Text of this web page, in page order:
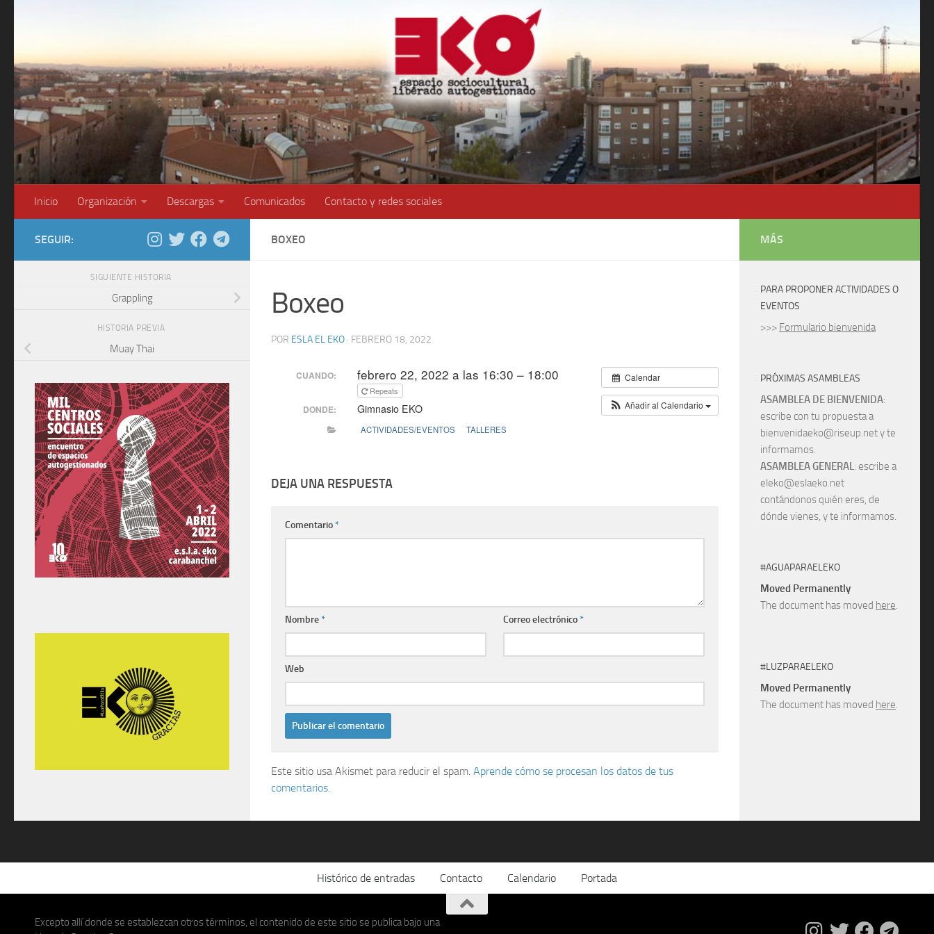
Inicio Organización Descargas Comunicados Contacto y redes sociales
BOXEO
Boxeo
POR ESLA EL EKO · FEBRERO 18, 2022
Calendar
Añadir al Calendario
CUANDO: febrero 22, 2022 a las 16:30 – 18:00
Repeats
DONDE: Gimnasio EKO
ACTIVIDADES/EVENTOS TALLERES
DEJA UNA RESPUESTA
Comentario*
Nombre* Correo electrónico*
Web
Este sitio usa Akismet para reducir el spam. Aprende cómo se procesan los datos de tus
comentarios.
SEGUIR:
SIGUIENTE HISTORIA
Grappling
HISTORIA PREVIA
Muay Thai
MÁS
PARA PROPONER ACTIVIDADES O
EVENTOS
>>> Formulario bienvenida
PRÓXIMAS ASAMBLEAS
ASAMBLEA DE BIENVENIDA:
escribe con tu propuesta a
bienvenidaeko@riseup.net y te
informamos.
ASAMBLEA GENERAL: escribe a
eleko@eslaeko.net
contándonos quién eres, de
dónde vienes, y te informamos.
#AGUAPARAELEKO
Moved Permanently
The document has moved here.
#LUZPARAELEKO
Moved Permanently
The document has moved here.
Histórico de entradas Contacto Calendario Portada
Excepto allí donde se establezcan otros términos, el contenido de este sitio se publica bajo una